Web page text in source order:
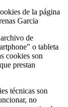
de la página
Garcia
de
o tableta
cookies son
prestan
técnicas son
no